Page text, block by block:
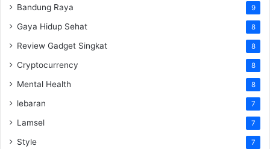
Bandung Raya 9
Gaya Hidup Sehat 8
Review Gadget Singkat 8
Cryptocurrency 8
Mental Health 8
lebaran 7
Lamsel 7
Style 7